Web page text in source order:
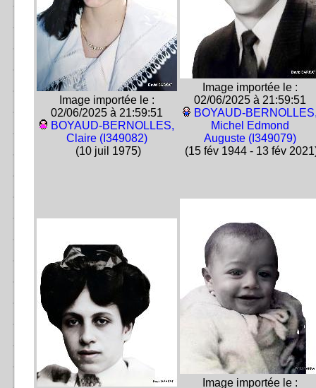
Image importée le :
02/06/2025 à 21:59:51
BOYAUD-BERNOLLES,
Claire (I349082)
(10 juil 1975)
Image importée le :
02/06/2025 à 21:59:51
BOYAUD-
Michel Edmond
Auguste (I349079)
(15 fév 1944 - 13 fév
Image importée le :